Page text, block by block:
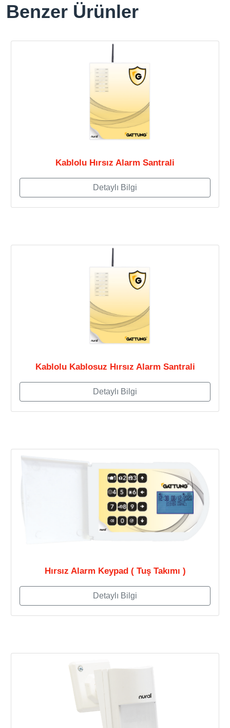
Benzer Ürünler
Kablolu Hırsız Alarm Santrali
Detaylı Bilgi
Kablolu Kablosuz Hırsız Alarm Santrali
Detaylı Bilgi
Hırsız Alarm Keypad ( Tuş Takımı )
Detaylı Bilgi